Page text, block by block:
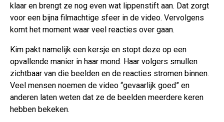
klaar en brengt ze nog even wat lippenstift aan. Dat zorgt
voor een bijna filmachtige sfeer in de video. Vervolgens
komt het moment waar veel reacties over gaan.
Kim pakt namelijk een kersje en stopt deze op een
opvallende manier in haar mond. Haar volgers smullen
zichtbaar van die beelden en de reacties stromen binnen.
Veel mensen noemen de video “gevaarlijk goed” en
anderen laten weten dat ze de beelden meerdere keren
hebben bekeken.